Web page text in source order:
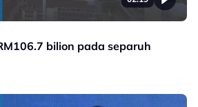
bilion pada separuh